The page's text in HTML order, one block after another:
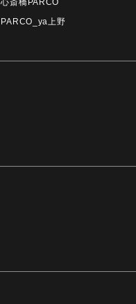
心斎橋PARCO
PARCO_ya上野